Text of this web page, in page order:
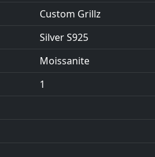
Custom Grillz
Silver S925
Moissanite
1